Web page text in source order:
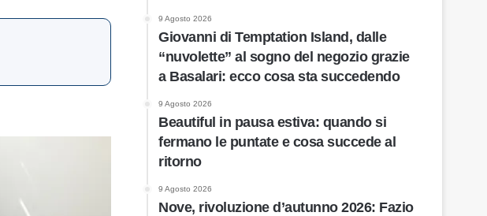
9 Agosto 2026
Giovanni di Temptation Island, dalle
“nuvolette” al sogno del negozio grazie
a Basalari: ecco cosa sta succedendo
9 Agosto 2026
Beautiful in pausa estiva: quando si
fermano le puntate e cosa succede al
ritorno
9 Agosto 2026
Nove, rivoluzione d’autunno 2026: Fazio